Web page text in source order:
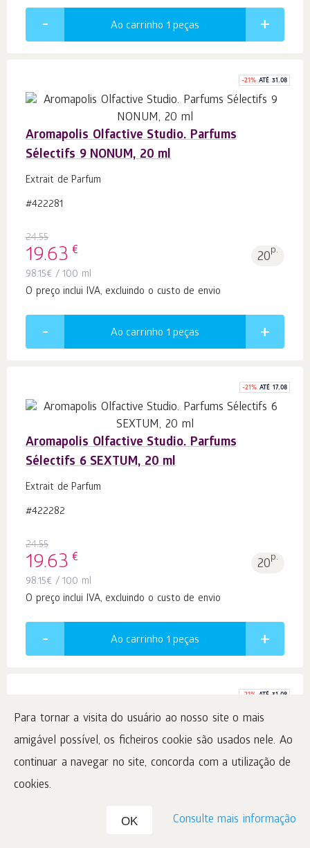
Para tornar a visita do usuário ao nosso site o mais
amigável possível, os ficheiros cookie são usados nele. Ao
continuar a navegar no site, concorda com a utilização de
cookies.
OK Consulte mais informação
Ao carrinho 1 peças
-21% ATÉ 31.08
Aromapolis Olfactive Studio. Parfums
Sélectifs 9 NONUM, 20 ml
Extrait de Parfum
#422281
24.55
19.63 € 20p.
98.15€ / 100 ml
O preço inclui IVA, excluindo o custo de envio
Ao carrinho 1 peças
-21% ATÉ 17.08
Aromapolis Olfactive Studio. Parfums
Sélectifs 6 SEXTUM, 20 ml
Extrait de Parfum
#422282
24.55
19.63 € 20p.
98.15€ / 100 ml
O preço inclui IVA, excluindo o custo de envio
Ao carrinho 1 peças
-21% ATÉ 31.08
Aromapolis Olfactive Studio. Dark Vanilla &
Cherry Blossom, 20 ml